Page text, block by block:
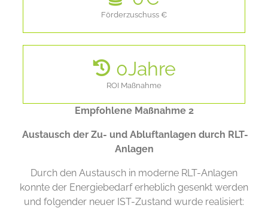
Förderzuschuss €
0Jahre
ROI Maßnahme
Empfohlene Maßnahme 2
Austausch der Zu- und Abluftanlagen durch RLT-
Anlagen
Durch den Austausch in moderne RLT-Anlagen
konnte der Energiebedarf erheblich gesenkt werden
und folgender neuer IST-Zustand wurde realisiert: